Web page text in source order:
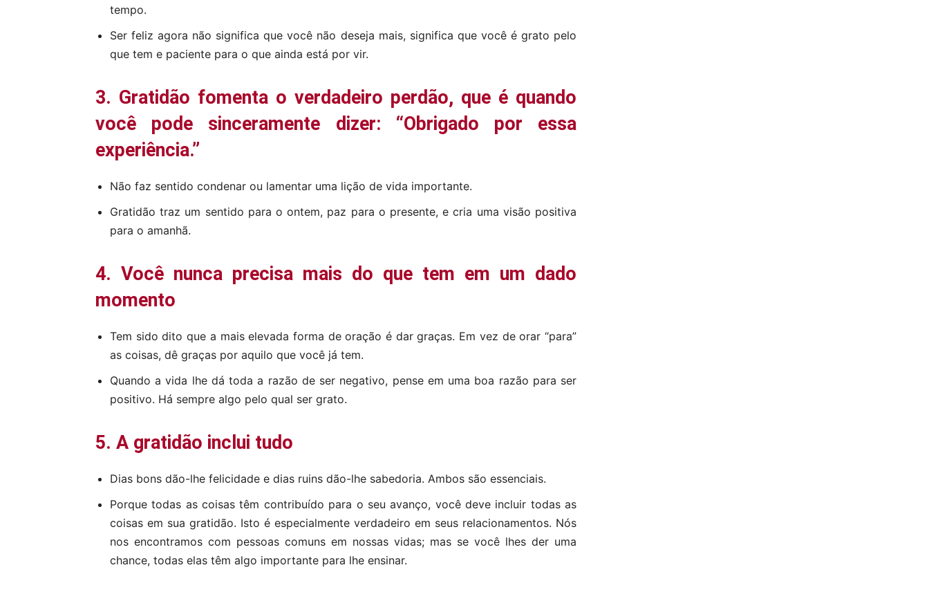
tempo.
Ser feliz agora não significa que você não deseja mais, significa que você é grato pelo
que tem e paciente para o que ainda está por vir.
3. Gratidão fomenta o verdadeiro perdão, que é quando
você pode sinceramente dizer: “Obrigado por essa
experiência.”
Não faz sentido condenar ou lamentar uma lição de vida importante.
Gratidão traz um sentido para o ontem, paz para o presente, e cria uma visão positiva
para o amanhã.
4. Você nunca precisa mais do que tem em um dado
momento
Tem sido dito que a mais elevada forma de oração é dar graças. Em vez de orar “para”
as coisas, dê graças por aquilo que você já tem.
Quando a vida lhe dá toda a razão de ser negativo, pense em uma boa razão para ser
positivo. Há sempre algo pelo qual ser grato.
5. A gratidão inclui tudo
Dias bons dão-lhe felicidade e dias ruins dão-lhe sabedoria. Ambos são essenciais.
Porque todas as coisas têm contribuído para o seu avanço, você deve incluir todas as
coisas em sua gratidão. Isto é especialmente verdadeiro em seus relacionamentos. Nós
nos encontramos com pessoas comuns em nossas vidas; mas se você lhes der uma
chance, todas elas têm algo importante para lhe ensinar.